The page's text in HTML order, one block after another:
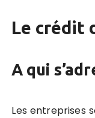
Le crédit
A qui
Les entreprises